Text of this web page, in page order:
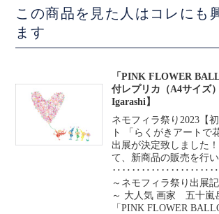
この商品を見た人はコレにも
ます
「PINK FLOWER
付レプリカ（A4サイズ
Igarashi】
ネモフィラ祭り2023【
ト 「らくがきアートで
出展が決定致しました
て、新商品の販売を行
～ネモフィラ祭り出展
～ 大人気 画家 五十嵐
「PINK FLOWER